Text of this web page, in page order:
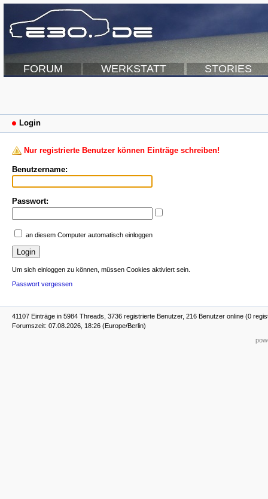
FORUM WERKSTATT STORIES
Login
Nur registrierte Benutzer können Einträge schreiben!
Benutzername:
Passwort:
an diesem Computer automatisch einloggen
Um sich einloggen zu können, müssen Cookies aktiviert sein.
Passwort vergessen
41107 Einträge in 5984 Threads, 3736 registrierte Benutzer, 216 Benutzer online (0
Forumszeit: 07.08.2026, 18:26 (Europe/Berlin)